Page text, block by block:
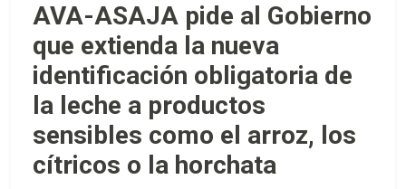
AVA-ASAJA pide al Gobierno
que extienda la nueva
identificación obligatoria de
la leche a productos
sensibles como el arroz, los
cítricos o la horchata